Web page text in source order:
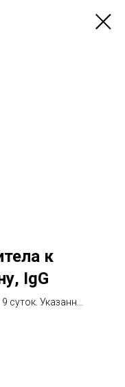
к
IgG
суток. Указанный